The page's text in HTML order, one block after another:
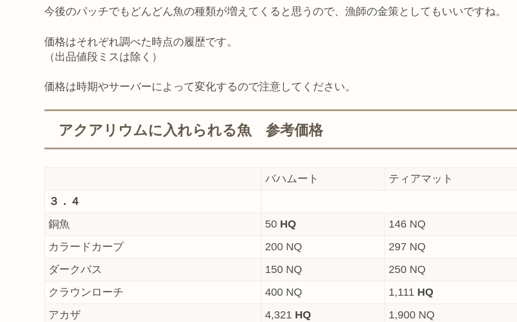
今後のパッチでもどんどん魚の種類が増えてくると思うので、漁師の金策としてもいいですね。
価格はそれぞれ調べた時点の履歴です。
（出品値段ミスは除く）
価格は時期やサーバーによって変化するので注意してください。
アクアリウムに入れられる魚 参考価格
バハムート
ティアマット
３．４
銅魚
50 HQ
146 NQ
カラードカープ
200 NQ
297 NQ
ダークバス
150 NQ
250 NQ
クラウンローチ
400 NQ 1,111 HQ
アカザ
4,321 HQ
1,900 NQ